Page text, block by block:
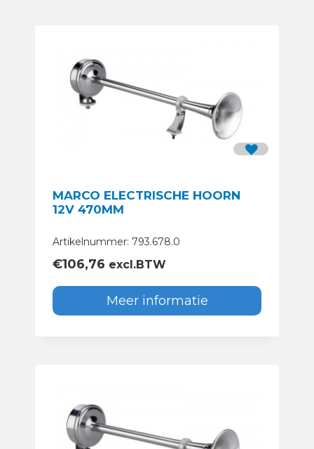
MARCO ELECTRISCHE HOORN
12V 470MM
Artikelnummer: 793.678.0
€106,76 excl.BTW
Meer informatie